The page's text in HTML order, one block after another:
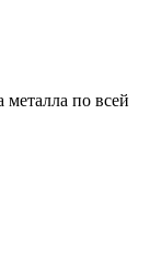
по всей